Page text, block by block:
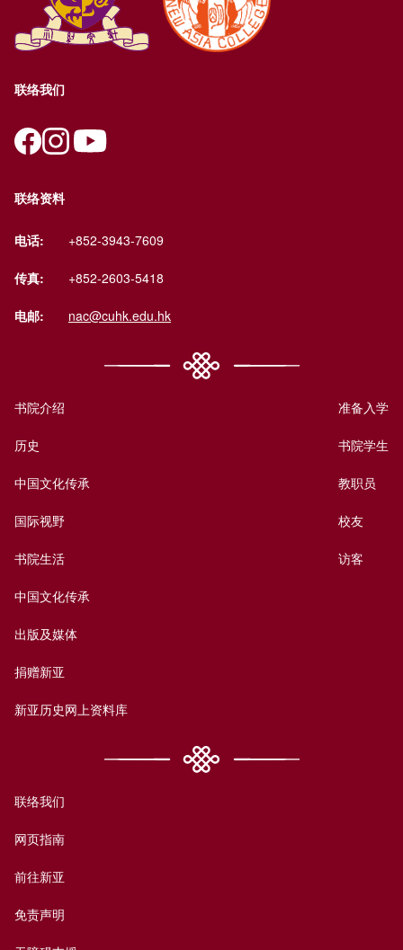
联络我们
联络资料
电话: +852-3943-7609
传真: +852-2603-5418
电邮: nac@cuhk.edu.hk
书院介绍
历史
中国文化传承
国际视野
书院生活
中国文化传承
出版及媒体
捐赠新亚
新亚历史网上资料库
准备入学
书院学生
教职员
校友
访客
联络我们
网页指南
前往新亚
免责声明